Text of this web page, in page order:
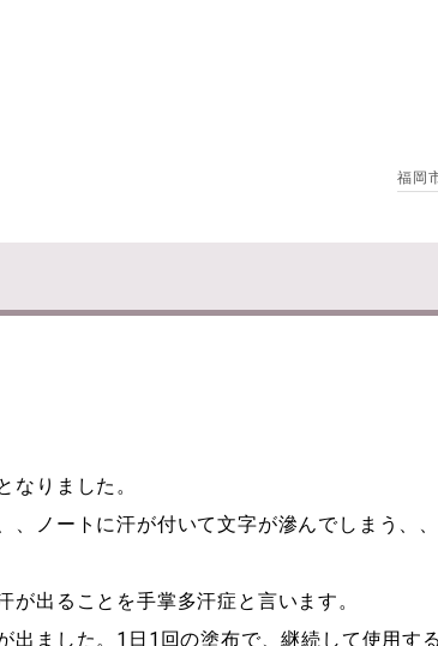
福岡
なりました。
、ノートに汗が付いて文字が滲んでしまう、
出ることを手掌多汗症と言います。
出ました。1日1回の塗布で、継続して使用す